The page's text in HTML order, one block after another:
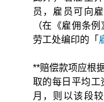
员，雇员可向
（在《雇佣条
劳工处编印的「
**赔偿款项应根
取的每日平均工
月，则以该段